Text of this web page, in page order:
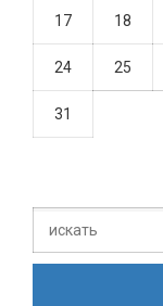
17 18
24 25
31